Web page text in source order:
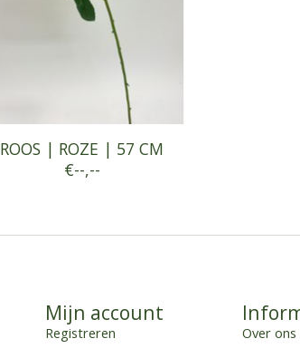
ROOS | ROZE | 57 CM
€--,--
Mijn account
Registreren Over ons